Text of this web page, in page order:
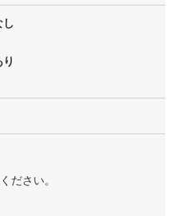
し
ださい。